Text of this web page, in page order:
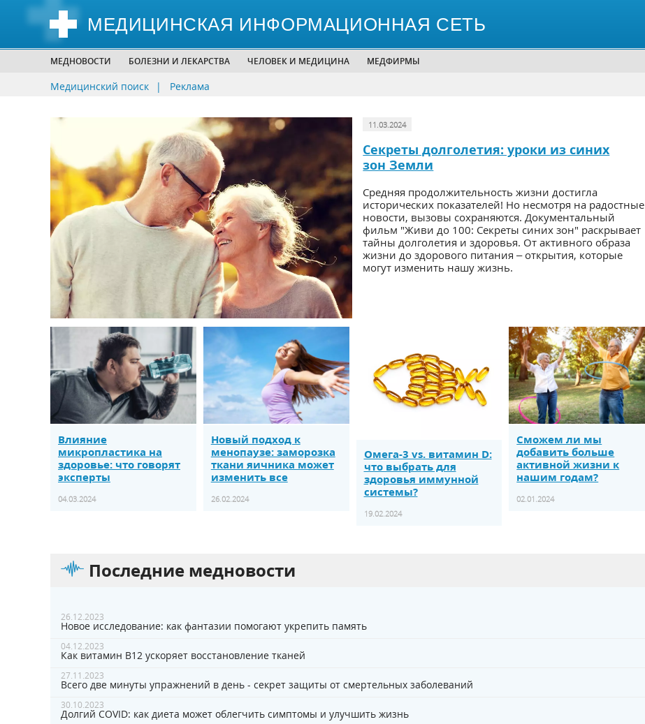
МЕДИЦИНСКАЯ ИНФОРМАЦИОННАЯ СЕТЬ
МЕДНОВОСТИ БОЛЕЗНИ И ЛЕКАРСТВА ЧЕЛОВЕК И МЕДИЦИНА МЕДФИРМЫ
Медицинский поиск Реклама
11.03.2024
Секреты долголетия: уроки из синих
зон Земли
Средняя продолжительность жизни достигла
исторических показателей! Но несмотря на радостные
новости, вызовы сохраняются. Документальный
фильм "Живи до 100: Секреты синих зон" раскрывает
тайны долголетия и здоровья. От активного образа
жизни до здорового питания – открытия, которые
могут изменить нашу жизнь.
Влияние
микропластика на
здоровье: что говорят
эксперты
04.03.2024
Новый подход к
менопаузе: заморозка
ткани яичника может
изменить все
26.02.2024
Омега-3 vs. витамин D:
что выбрать для
здоровья иммунной
системы?
19.02.2024
Сможем ли мы
добавить больше
активной жизни к
нашим годам?
02.01.2024
Последние медновости
26.12.2023
Новое исследование: как фантазии помогают укрепить память
04.12.2023
Как витамин B12 ускоряет восстановление тканей
27.11.2023
Всего две минуты упражнений в день - секрет защиты от смертельных заболеваний
30.10.2023
Долгий COVID: как диета может облегчить симптомы и улучшить жизнь